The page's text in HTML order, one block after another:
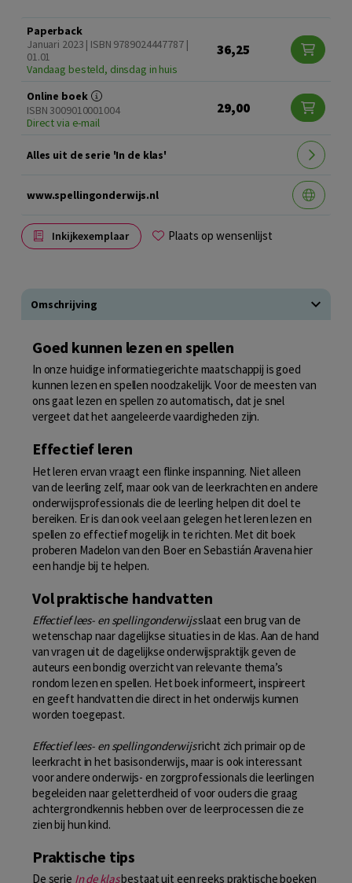
Paperback
Januari 2023 | ISBN 9789024447787 |
01.01
Vandaag besteld, dinsdag in huis
36,25
Online boek
ISBN 3009010001004
Direct via e-mail
29,00
Alles uit de serie 'In de klas'
www.spellingonderwijs.nl
Inkijkexemplaar Plaats op wensenlijst
Omschrijving
Goed kunnen lezen en spellen
In onze huidige informatiegerichte maatschappij is goed
kunnen lezen en spellen noodzakelijk. Voor de meesten van
ons gaat lezen en spellen zo automatisch, dat je snel
vergeet dat het aangeleerde vaardigheden zijn.
Effectief leren
Het leren ervan vraagt een flinke inspanning. Niet alleen
van de leerling zelf, maar ook van de leerkrachten en andere
onderwijsprofessionals die de leerling helpen dit doel te
bereiken. Er is dan ook veel aan gelegen het leren lezen en
spellen zo effectief mogelijk in te richten. Met dit boek
proberen Madelon van den Boer en Sebastián Aravena hier
een handje bij te helpen.
Vol praktische handvatten
Effectief lees- en spellingonderwijsslaat een brug van de
wetenschap naar dagelijkse situaties in de klas. Aan de hand
van vragen uit de dagelijkse onderwijspraktijk geven de
auteurs een bondig overzicht van relevante thema’s
rondom lezen en spellen. Het boek informeert, inspireert
en geeft handvatten die direct in het onderwijs kunnen
worden toegepast.
Effectief lees- en spellingonderwijsricht zich primair op de
leerkracht in het basisonderwijs, maar is ook interessant
voor andere onderwijs- en zorgprofessionals die leerlingen
begeleiden naar geletterdheid of voor ouders die graag
achtergrondkennis hebben over de leerprocessen die ze
zien bij hun kind.
Praktische tips
De serie In de klasbestaat uit een reeks praktische boeken